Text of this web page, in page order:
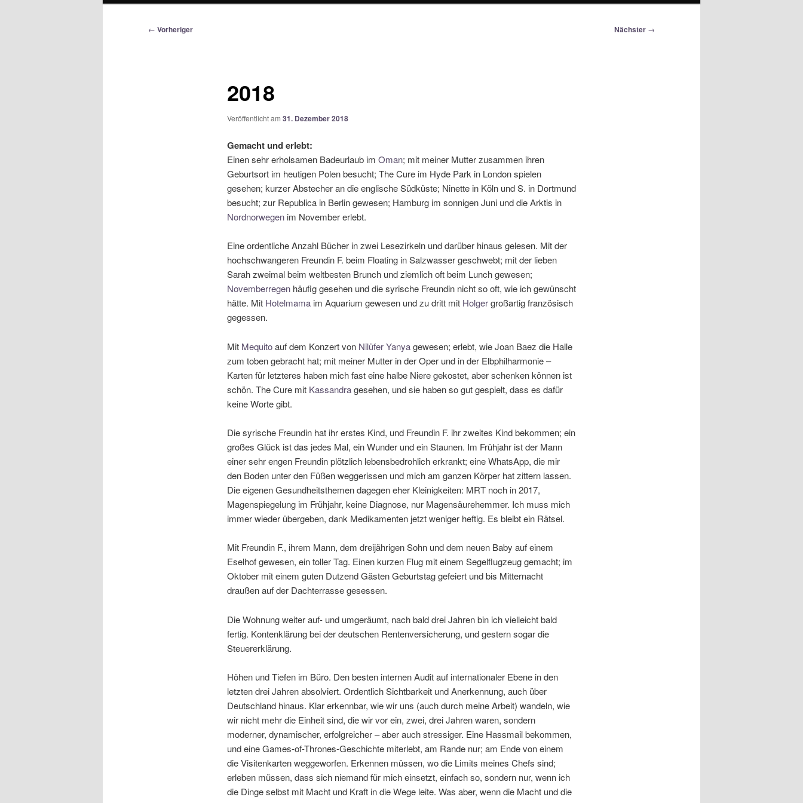
Beitragsnavigation
← Vorheriger Nächster →
2018
Veröffentlicht am 31. Dezember 2018
Gemacht und erlebt:
Einen sehr erholsamen Badeurlaub im Oman; mit meiner Mutter zusammen ihren
Geburtsort im heutigen Polen besucht; The Cure im Hyde Park in London spielen
gesehen; kurzer Abstecher an die englische Südküste; Ninette in Köln und S. in Dortmund
besucht; zur Republica in Berlin gewesen; Hamburg im sonnigen Juni und die Arktis in
Nordnorwegenim November erlebt.
Eine ordentliche Anzahl Bücher in zwei Lesezirkeln und darüber hinaus gelesen. Mit der
hochschwangeren Freundin F. beim Floating in Salzwasser geschwebt; mit der lieben
Sarah zweimal beim weltbesten Brunch und ziemlich oft beim Lunch gewesen;
Novemberregenhäufig gesehen und die syrische Freundin nicht so oft, wie ich gewünscht
hätte. Mit Hotelmamaim Aquarium gewesen und zu dritt mit Holgergroßartig französisch
gegessen.
Mit Mequitoauf dem Konzert von Nilüfer Yanyagewesen; erlebt, wie Joan Baez die Halle
zum toben gebracht hat; mit meiner Mutter in der Oper und in der Elbphilharmonie –
Karten für letzteres haben mich fast eine halbe Niere gekostet, aber schenken können ist
schön. The Cure mit Kassandragesehen, und sie haben so gut gespielt, dass es dafür
keine Worte gibt.
Die syrische Freundin hat ihr erstes Kind, und Freundin F. ihr zweites Kind bekommen; ein
großes Glück ist das jedes Mal, ein Wunder und ein Staunen. Im Frühjahr ist der Mann
einer sehr engen Freundin plötzlich lebensbedrohlich erkrankt; eine WhatsApp, die mir
den Boden unter den Füßen weggerissen und mich am ganzen Körper hat zittern lassen.
Die eigenen Gesundheitsthemen dagegen eher Kleinigkeiten: MRT noch in 2017,
Magenspiegelung im Frühjahr, keine Diagnose, nur Magensäurehemmer. Ich muss mich
immer wieder übergeben, dank Medikamenten jetzt weniger heftig. Es bleibt ein Rätsel.
Mit Freundin F., ihrem Mann, dem dreijährigen Sohn und dem neuen Baby auf einem
Eselhof gewesen, ein toller Tag. Einen kurzen Flug mit einem Segelflugzeug gemacht; im
Oktober mit einem guten Dutzend Gästen Geburtstag gefeiert und bis Mitternacht
draußen auf der Dachterrasse gesessen.
Die Wohnung weiter auf- und umgeräumt, nach bald drei Jahren bin ich vielleicht bald
fertig. Kontenklärung bei der deutschen Rentenversicherung, und gestern sogar die
Steuererklärung.
Höhen und Tiefen im Büro. Den besten internen Audit auf internationaler Ebene in den
letzten drei Jahren absolviert. Ordentlich Sichtbarkeit und Anerkennung, auch über
Deutschland hinaus. Klar erkennbar, wie wir uns (auch durch meine Arbeit) wandeln, wie
wir nicht mehr die Einheit sind, die wir vor ein, zwei, drei Jahren waren, sondern
moderner, dynamischer, erfolgreicher – aber auch stressiger. Eine Hassmail bekommen,
und eine Games-of-Thrones-Geschichte miterlebt, am Rande nur; am Ende von einem
die Visitenkarten weggeworfen. Erkennen müssen, wo die Limits meines Chefs sind;
erleben müssen, dass sich niemand für mich einsetzt, einfach so, sondern nur, wenn ich
die Dinge selbst mit Macht und Kraft in die Wege leite. Was aber, wenn die Macht und die